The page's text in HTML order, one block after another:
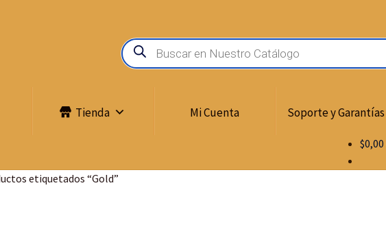
Búsqueda
de
productos
Tienda Mi Cuenta Soporte y Garantías
$0,00
etiquetados “Gold”